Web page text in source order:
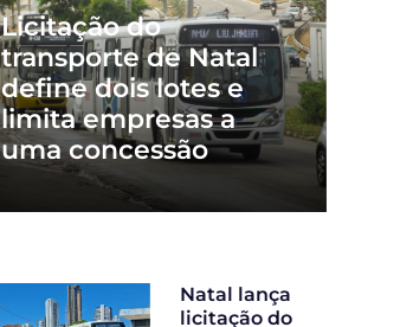
Licitação do
transporte de Natal
define dois lotes e
limita empresas a
uma concessão
Natal lança
licitação do